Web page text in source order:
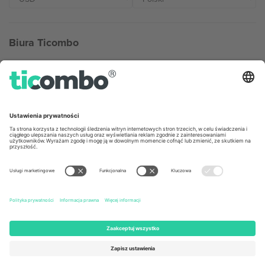
Biura Ticombo
Germany
Unter den Linden 24, 10117
167 City Road, London, Greater
United States
131 Continental Dr, Suite 305,
Newark, Delaware 19713, United
States
Switzerland
Engelberg, Switzerland
Bulgaria
Totleben 53-55, 1606 Sofia,
Building A1, Office 302, Dubai,